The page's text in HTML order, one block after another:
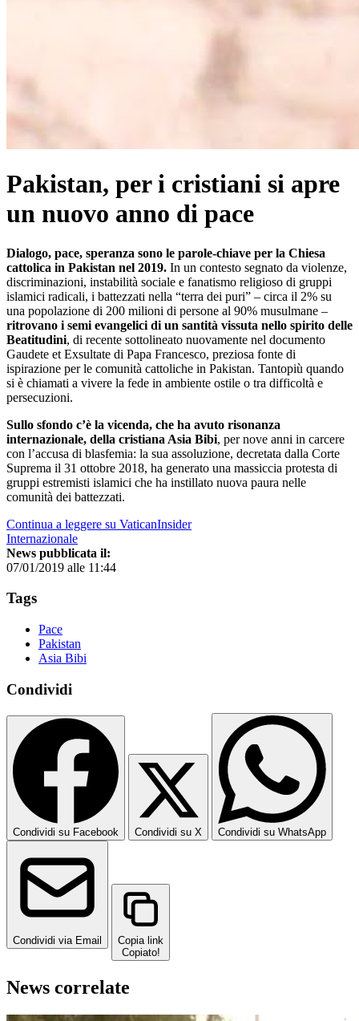
Pakistan, per i cristiani si apre
un nuovo anno di pace
Dialogo, pace, speranza sono le parole-chiave per la Chiesa
cattolica in Pakistan nel 2019. In un contesto segnato da violenze,
discriminazioni, instabilità sociale e fanatismo religioso di gruppi
islamici radicali, i battezzati nella “terra dei puri” – circa il 2% su
una popolazione di 200 milioni di persone al 90% musulmane –
ritrovano i semi evangelici di un santità vissuta nello spirito delle
Beatitudini, di recente sottolineato nuovamente nel documento
Gaudete et Exsultate di Papa Francesco, preziosa fonte di
ispirazione per le comunità cattoliche in Pakistan. Tantopiù quando
si è chiamati a vivere la fede in ambiente ostile o tra difficoltà e
persecuzioni.
Sullo sfondo c’è la vicenda, che ha avuto risonanza
internazionale, della cristiana Asia Bibi, per nove anni in carcere
con l’accusa di blasfemia: la sua assoluzione, decretata dalla Corte
Suprema il 31 ottobre 2018, ha generato una massiccia protesta di
gruppi estremisti islamici che ha instillato nuova paura nelle
comunità dei battezzati.
Continua a leggere su VaticanInsider
Internazionale
News pubblicata il:
07/01/2019 alle 11:44
Tags
Pace
Pakistan
Asia Bibi
Condividi
Condividi su Facebook Condividi su X Condividi su WhatsApp
Condividi via Email
Copia link
Copiato!
News correlate